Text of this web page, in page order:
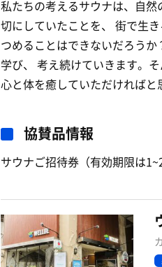
私たちの考えるサウナは、自
切にしていたことを、 街で生
つめることはできないだろう
学び、 考え続けていきます。
心と体を癒していただければと
協賛品情報
サウナご招待券（有効期限は